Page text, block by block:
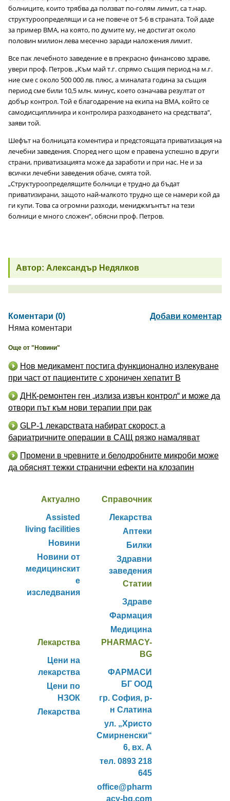
болниците, които трябва да ползват по-голям лимит, са т.нар.
структуроопределящи и са не повече от 5-6 в страната. Той даде
за пример ВМА, на която, по думите му, не достигат около
половин милион лева месечно заради наложения лимит.
Все пак лечебното заведение е в прекрасно финансово здраве,
увери проф. Петров. „Към май т.г. спрямо същия период на м.г.
ние сме с около 500 000 лв. плюс, а миналата година за същия
период сме били 10,5 млн. минус, което означава резултат от
добър контрол. Той е благодарение на екипа на ВМА, който се
самодисциплинира и контролира разходването на средствата“,
заяви той.
Шефът на болницата коментира и предстоящата приватизация на
лечебни заведения. Според него щом е правена успешно в други
страни, приватизацията може да заработи и при нас. Не и за
всички лечебни заведения обаче, смята той.
„Структуроопределящите болници е трудно да бъдат
приватизирани, защото най-малкото трудно ще се намери кой да
ги купи. Това са огромни разходи, мениджмънтът на тези
болници е много сложен“, обясни проф. Петров.
Автор: Александър Недялков
Коментари (0)
Добави коментар
Няма коментари
Още от "Новини"
Нов медикамент постига функционално излекуване
при част от пациентите с хроничен хепатит B
ДНК-ремонтен ген „излиза извън контрол“ и може да
отвори път към нови терапии при рак
GLP-1 лекарствата набират скорост, а
бариатричните операции в САЩ рязко намаляват
Промени в чревните и белодробните микроби може
да обяснят тежки странични ефекти на клозапин
Актуално
Assisted
living facilities
Новини
Новини от
медицинскит
е
изследвания
Справочник
Лекарства
Аптеки
Билки
Здравни
заведения
Статии
Здраве
Фармация
Медицина
Лекарства
Цени на
лекарства
Цени по
НЗОК
Лекарства
PHARMACY-
BG
ФАРМАСИ
БГ ООД
гр. София, р-
н Слатина
ул. „Христо
Смирненски“
6, вх. А
тел. 0893 218
645
office@pharm
acy-bg.com